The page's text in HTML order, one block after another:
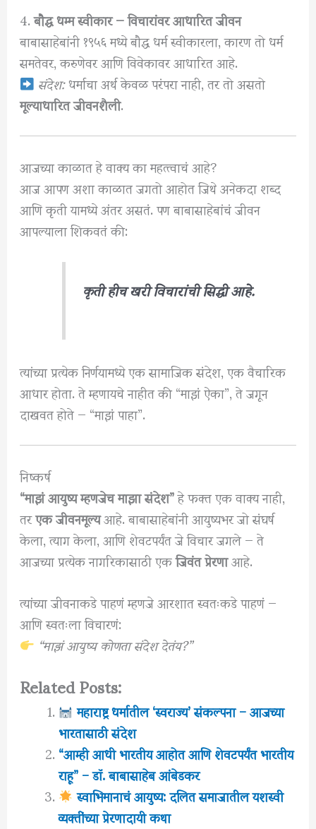
4.बौद्ध धम्म स्वीकार — विचारांवर आधारित जीवन
बाबासाहेबांनी १९५६ मध्ये बौद्ध धर्म स्वीकारला, कारण तो धर्म
समतेवर, करुणेवर आणि विवेकावर आधारित आहे.
संदेश:धर्माचा अर्थ केवळ परंपरा नाही, तर तो असतो
मूल्याधारित जीवनशैली.
आजच्या काळात हे वाक्य का महत्त्वाचं आहे?
आज आपण अशा काळात जगतो आहोत जिथे अनेकदा शब्द
आणि कृती यामध्ये अंतर असतं. पण बाबासाहेबांचं जीवन
आपल्याला शिकवतं की:
कृती हीच खरी विचारांची सिद्धी आहे.
त्यांच्या प्रत्येक निर्णयामध्ये एक सामाजिक संदेश, एक वैचारिक
आधार होता. ते म्हणायचे नाहीत की “माझं ऐका”, ते जगून
दाखवत होते — “माझं पाहा”.
निष्कर्ष
“माझं आयुष्य म्हणजेच माझा संदेश”हे फक्त एक वाक्य नाही,
तरएक जीवनमूल्यआहे. बाबासाहेबांनी आयुष्यभर जो संघर्ष
केला, त्याग केला, आणि शेवटपर्यंत जे विचार जगले — ते
आजच्या प्रत्येक नागरिकासाठी एकजिवंत प्रेरणाआहे.
त्यांच्या जीवनाकडे पाहणं म्हणजे आरशात स्वतःकडे पाहणं —
आणि स्वतःला विचारणं:
“माझं आयुष्य कोणता संदेश देतंय?”
Related Posts:
महाराष्ट्र धर्मातील ‘स्वराज्य’ संकल्पना – आजच्या
भारतासाठी संदेश
“आम्ही आधी भारतीय आहोत आणि शेवटपर्यंत भारतीय
राहू” – डॉ. बाबासाहेब आंबेडकर
स्वाभिमानाचं आयुष्य: दलित समाजातील यशस्वी
व्यक्तींच्या प्रेरणादायी कथा